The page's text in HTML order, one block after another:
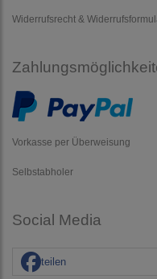
Widerrufsrecht &
Vorkasse per Überweisung
Selbstabholer
Social Media
teilen